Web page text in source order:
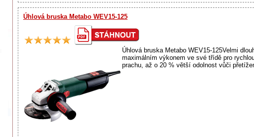
Úhlová bruska Metabo WEV15-125
Úhlová bruska Metabo WEV15-125Velmi
maximálním výkonem ve své třídě pro
prachu, až o 20 % větší odolnost vůči